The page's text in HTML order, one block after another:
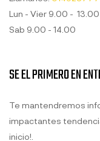
Lun - Vier 9.00 -
Sab 9.00 - 14.00
SE EL PRIMERO EN
Te mantendremos
impactantes
inicio!.